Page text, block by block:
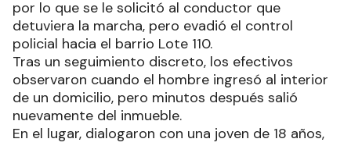
por lo que se le solicitó al conductor que
detuviera la marcha, pero evadió el control
policial hacia el barrio Lote 110.
Tras un seguimiento discreto, los efectivos
observaron cuando el hombre ingresó al interior
de un domicilio, pero minutos después salió
nuevamente del inmueble.
En el lugar, dialogaron con una joven de 18 años,